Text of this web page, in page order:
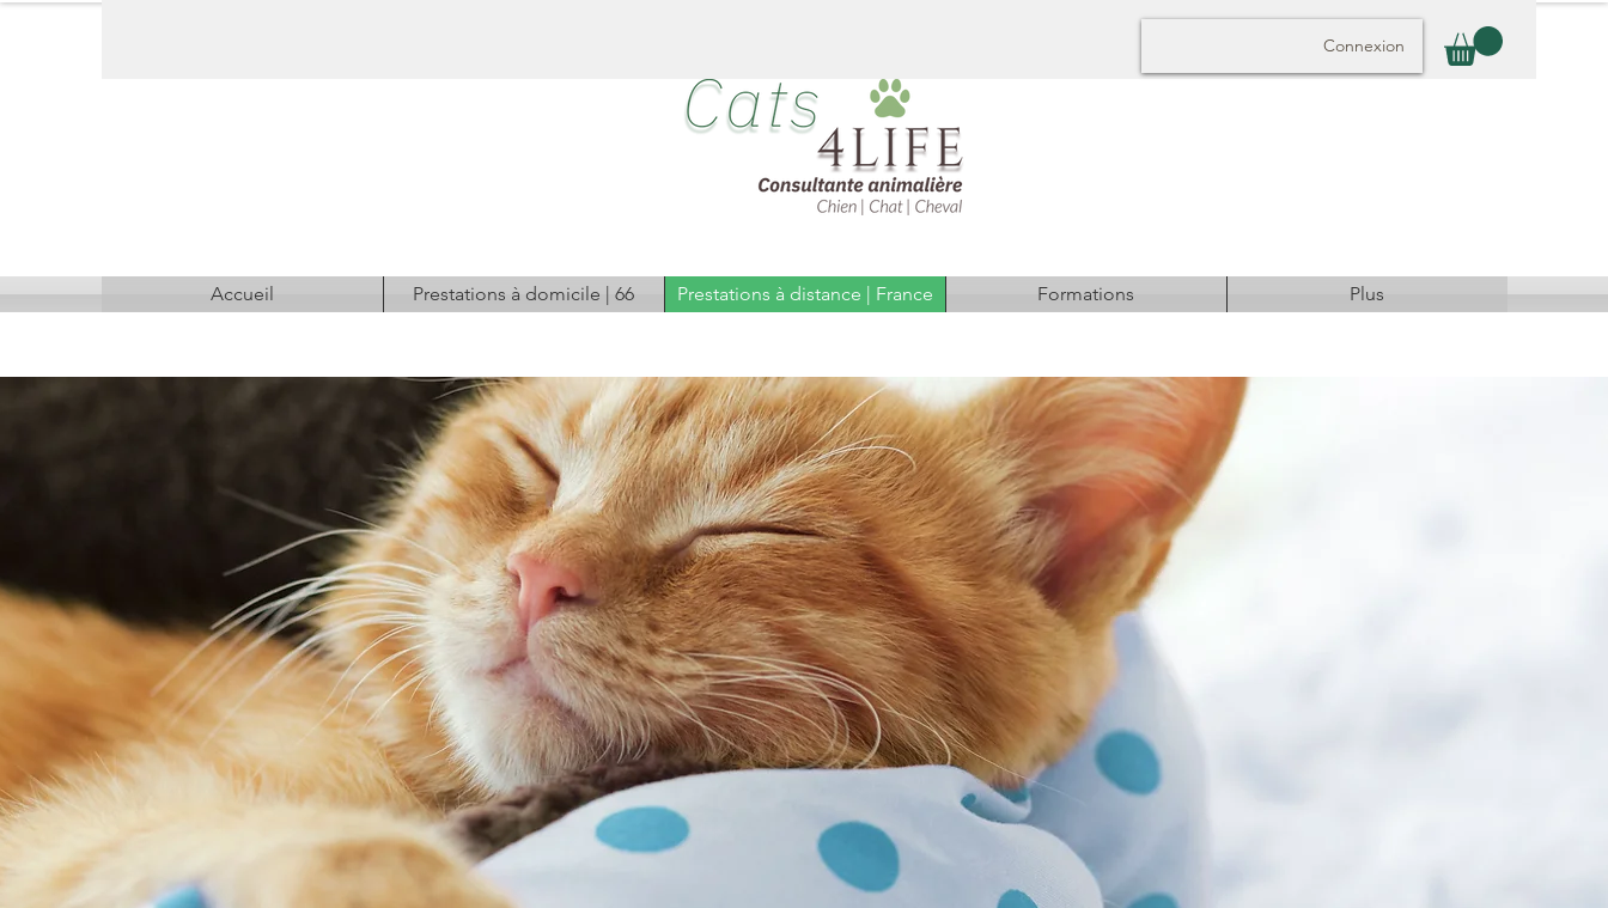
Connexion
Accueil Prestations à domicile | 66 Prestations à distance | France Formations Plus